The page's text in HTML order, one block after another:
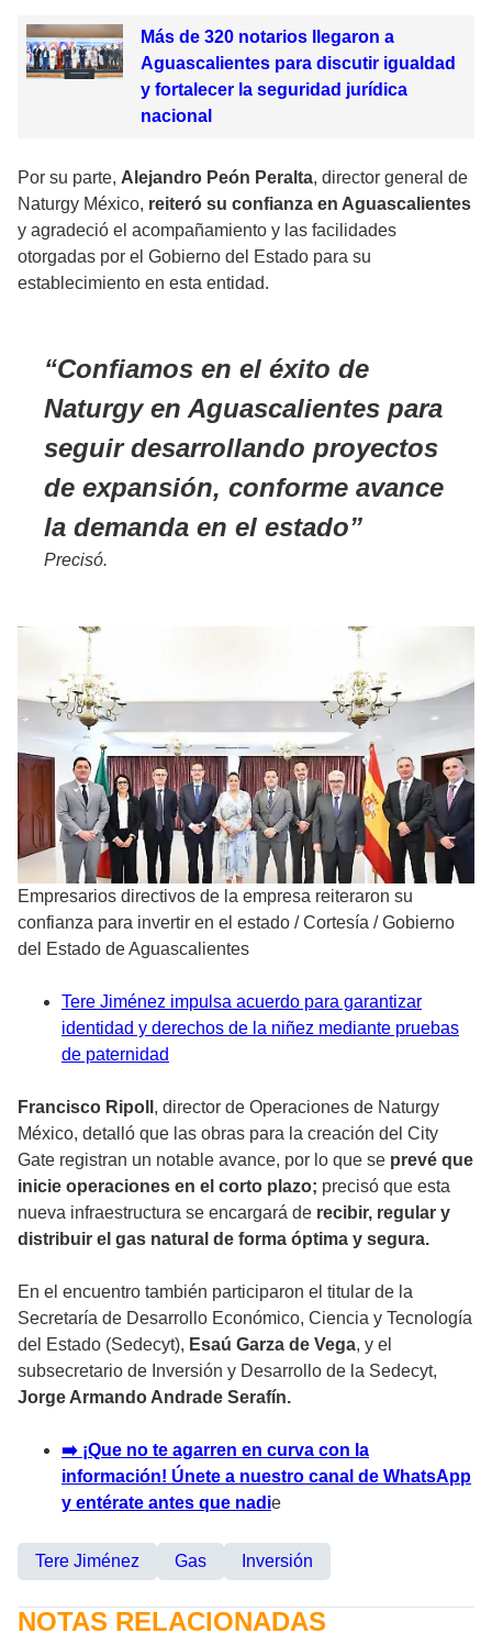
Más de 320 notarios llegaron a
Aguascalientes para discutir igualdad
y fortalecer la seguridad jurídica
nacional
Por su parte, Alejandro Peón Peralta, director general de
Naturgy México, reiteró su confianza en Aguascalientes
y agradeció el acompañamiento y las facilidades
otorgadas por el Gobierno del Estado para su
establecimiento en esta entidad.
Confiamos en el éxito de
Naturgy en Aguascalientes para
seguir desarrollando proyectos
de expansión, conforme avance
la demanda en el estado
Precisó.
Empresarios directivos de la empresa reiteraron su
confianza para invertir en el estado /Cortesía / Gobierno
del Estado de Aguascalientes
Tere Jiménez impulsa acuerdo para garantizar
identidad y derechos de la niñez mediante pruebas
de paternidad
Francisco Ripoll , director de Operaciones de Naturgy
México, detalló que las obras para la creación del City
Gate registran un notable avance, por lo que se prevé que
inicie operaciones en el corto plazo; precisó que esta
nueva infraestructura se encargará de recibir, regular y
distribuir el gas natural de forma óptima y segura.
En el encuentro también participaron el titular de la
Secretaría de Desarrollo Económico, Ciencia y Tecnología
del Estado (Sedecyt), Esaú Garza de Vega, y el
subsecretario de Inversión y Desarrollo de la Sedecyt,
Jorge Armando Andrade Serafín.
➡️ ¡Que no te agarren en curva con la
información! Únete a nuestro canal de WhatsApp
y entérate antes que nadie
Tere Jiménez Gas Inversión
NOTAS RELACIONADAS